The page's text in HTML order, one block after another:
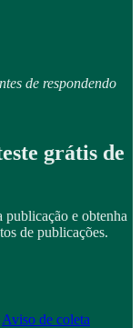
de respondendo
grátis de
publicação e obtenha
de publicações.
Aviso de coleta